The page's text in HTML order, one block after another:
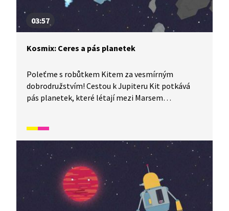
03:57
Kosmix: Ceres a pás planetek
Poleťme s robůtkem Kitem za vesmírným
dobrodružstvím! Cestou k Jupiteru Kit potkává
pás planetek, které létají mezi Marsem